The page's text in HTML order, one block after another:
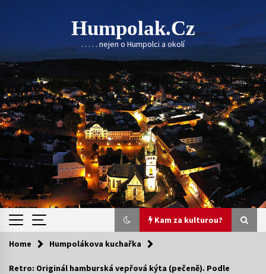
Skip
to
content
Humpolak.cz
. . . . . nejen o Humpolci a okolí
Kam za kulturou?
Kam za kulturou?
Home Humpolákova kuchařka
Retro: Originál hamburská vepřová kýta (pečeně). Podle